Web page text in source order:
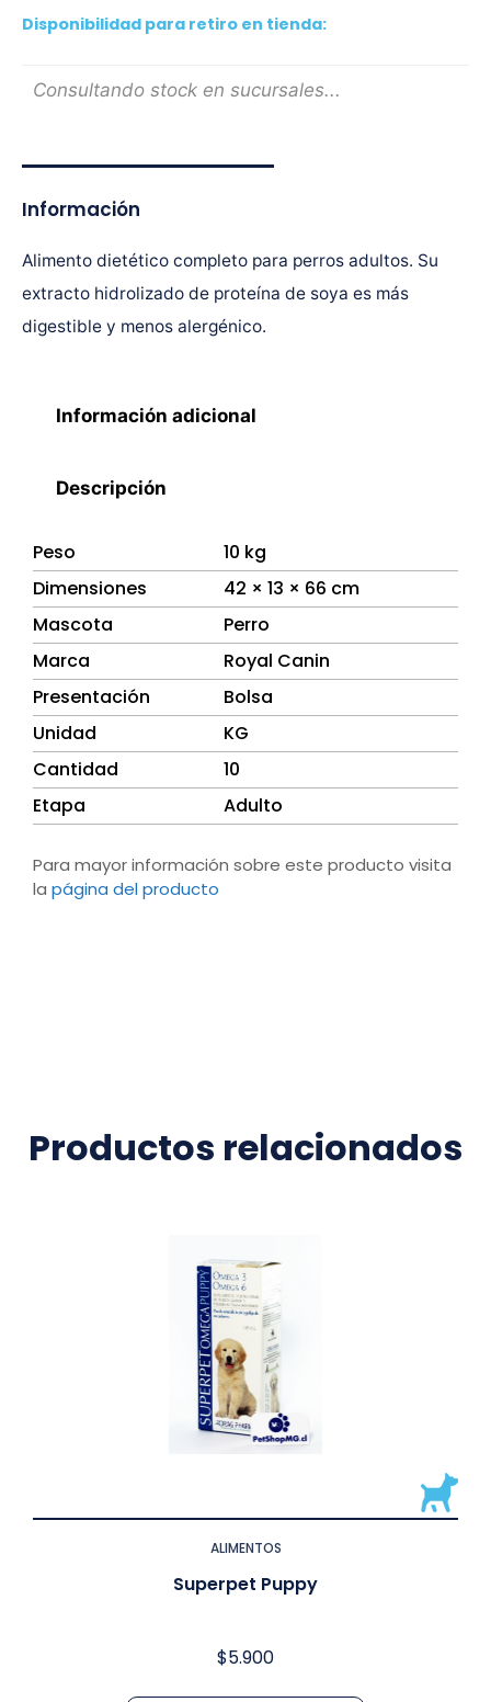
Disponibilidad para retiro en tienda:
Consultando stock en sucursales...
Información
Alimento dietético completo para perros adultos. Su
extracto hidrolizado de proteína de soya es más
digestible y menos alergénico.
Información adicional
Descripción
Peso
10 kg
Dimensiones
42 × 13 × 66 cm
Mascota
Perro
Marca
Royal Canin
Presentación
Bolsa
Unidad
KG
Cantidad
10
Etapa
Adulto
Para mayor información sobre este producto visita
la página del producto
Productos relacionados
ALIMENTOS
Superpet Puppy
$5.900